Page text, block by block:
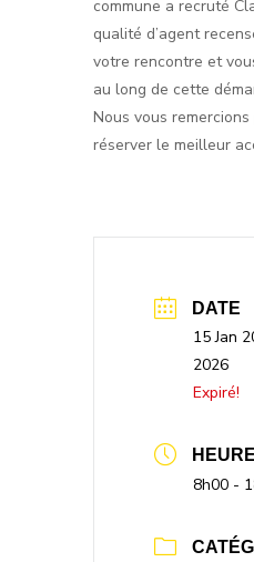
commune a recruté
qualité d’agent
votre rencontre et
au long de cette
Nous vous
réserver le meilleur
DATE
15 Jan
2026
Expiré!
HEURE
8h00 -